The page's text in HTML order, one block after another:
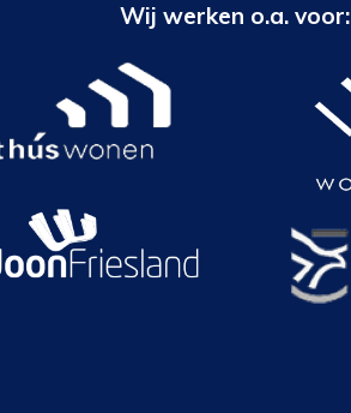
Wij werken o.a. voor: